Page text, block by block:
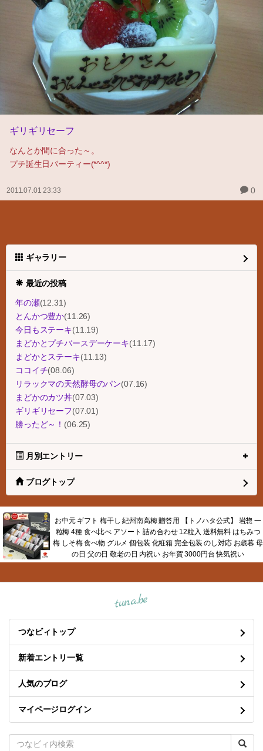
ギリギリセーフ
なんとか間に合った～。
プチ誕生日パーティー(*^^*)
2011.07.01 23:33 0
ギャラリー
最近の投稿
年の瀬(12.31)
とんかつ豊か(11.26)
今日もステーキ(11.19)
まどかとプチバースデーケーキ(11.17)
まどかとステーキ(11.13)
ココイチ(08.06)
リラックマの天然酵母のパン(07.16)
まどかのカツ丼(07.03)
ギリギリセーフ(07.01)
勝ったど～！ (06.25)
月別エントリー
ブログトップ
お中元 ギフト 梅干し 紀州南高梅 贈答用 【トノハタ公式】 岩惣 一
粒梅 4種 食べ比べ アソート 詰め合わせ 12粒入 送料無料 はちみつ
梅 しそ梅 食べ物 グルメ 個包装 化粧箱 完全包装 のし対応 お歳暮 母
の日 父の日 敬老の日 内祝い お年賀 3000円台 快気祝い
tuna.be
つなビィトップ
新着エントリ一覧
人気のブログ
マイページログイン